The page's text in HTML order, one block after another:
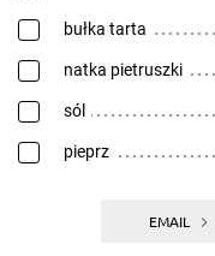
bułka tarta
natka pietruszki
sól
pieprz
EMAIL